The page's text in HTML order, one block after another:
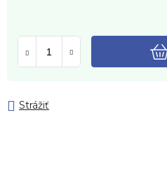
Strážiť